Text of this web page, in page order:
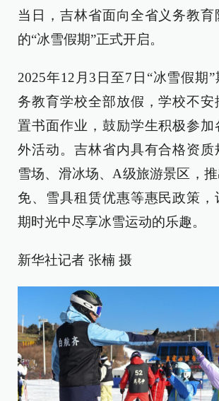
当日，吉林省面向全省义务教育
的“冰雪假期”正式开启。
2025年12月3日至7日“冰雪假期
务教育学校全部放假，学校不安
置书面作业，鼓励学生积极参加
外活动。吉林省内具有合格资质
雪场、滑冰场、A级旅游景区，
免、雪具租赁优惠等惠民政策，
期时光中尽享冰雪运动的乐趣。
新华社记者 张楠 摄